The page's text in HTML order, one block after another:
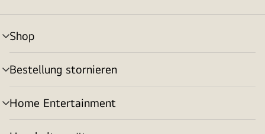
Shop
Menü
umschalten
Bestellung stornieren
Menü
umschalten
Home Entertainment
Menü
umschalten